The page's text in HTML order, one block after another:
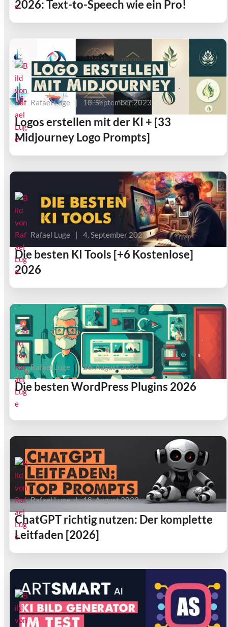
2026: Text-to-Speech wie ein Pro!
Logos erstellen mit der KI + [33
Midjourney Logo Prompts]
Rafael Luge | 18. September 2023
Die besten KI Tools [+6 Kostenlose]
2026
Rafael Luge | 4. September 2023
Die besten WordPress Plugins 2026
Rafael Luge | 26. August 2023
ChatGPT richtig nutzen: Der komplette
Leitfaden [2026]
Rafael Luge | 18. August 2023